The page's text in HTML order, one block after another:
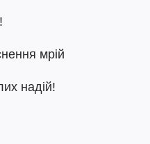
мрій
надій!